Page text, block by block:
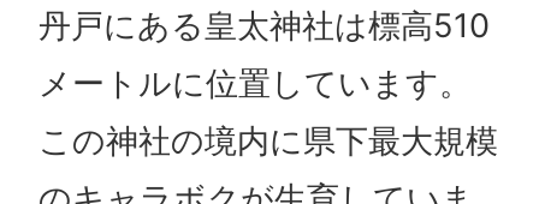
丹戸にある皇太神社は標高510
メートルに位置しています。
この神社の境内に県下最大規模